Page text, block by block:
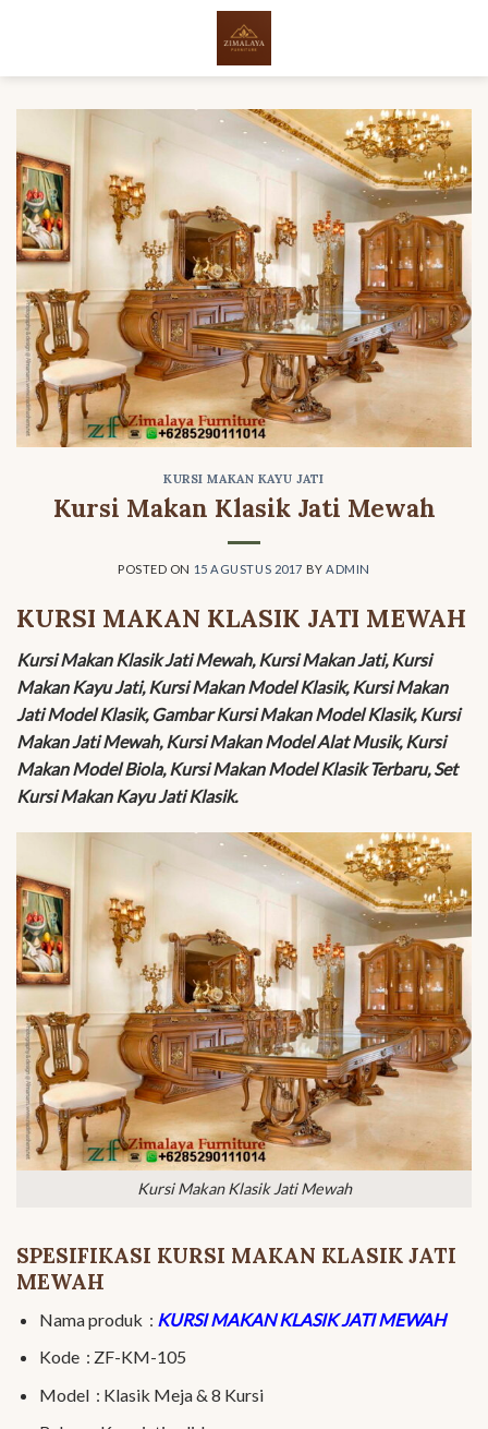
KURSI MAKAN KAYU JATI
Kursi Makan Klasik Jati Mewah
POSTED ON 15 AGUSTUS 2017 BYADMIN
KURSI MAKAN KLASIK JATI MEWAH
Kursi Makan Klasik Jati Mewah, Kursi Makan Jati, Kursi
Makan Kayu Jati, Kursi Makan Model Klasik, Kursi Makan
Jati Model Klasik, Gambar Kursi Makan Model Klasik, Kursi
Makan Jati Mewah, Kursi Makan Model Alat Musik, Kursi
Makan Model Biola, Kursi Makan Model Klasik Terbaru, Set
Kursi Makan Kayu Jati Klasik.
Kursi Makan Klasik Jati Mewah
SPESIFIKASI KURSI MAKAN KLASIK JATI
MEWAH
Nama produk : KURSI MAKAN KLASIK JATI MEWAH
Kode : ZF-KM-105
Model : Klasik Meja & 8 Kursi